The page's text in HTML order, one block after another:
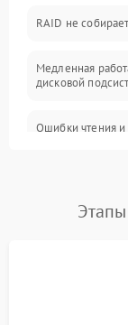
Контроллеры и
Программные
RAID не
Медленная
дисковой
Ошибки чтения и